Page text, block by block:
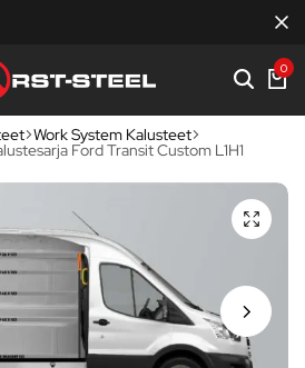
0
Work System Kalusteet
Ford Transit Custom L1H1